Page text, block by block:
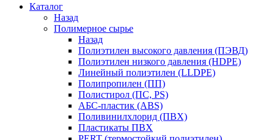
Каталог
Назад
Полимерное сырье
Назад
Полиэтилен высокого давления (ПЭВД)
Полиэтилен низкого давления (HDPE)
Линейный полиэтилен (LLDPE)
Полипропилен (ПП)
Полистирол (ПС, PS)
АБС-пластик (ABS)
Поливинилхлорид (ПВХ)
Пластикаты ПВХ